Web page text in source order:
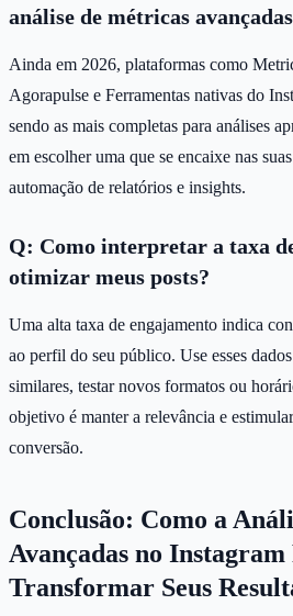
análise de métricas
Ainda em 2026, plataformas como
Agorapulse e Ferramentas nativas do
sendo as mais completas para análises
em escolher uma que se encaixe nas
automação de relatórios e insights.
Q: Como interpretar a taxa
otimizar meus posts?
Uma alta taxa de engajamento indica
ao perfil do seu público. Use esses
similares, testar novos formatos ou
objetivo é manter a relevância e
conversão.
Conclusão: Como a
Avançadas no Instagram
Transformar Seus